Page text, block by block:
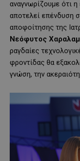
αναγνωρίζουμε ότι
αποτελεί επένδυση
αποφοίτησης της
Νεόφυτος
ραγδαίες
φροντίδας θα
γνώση, την